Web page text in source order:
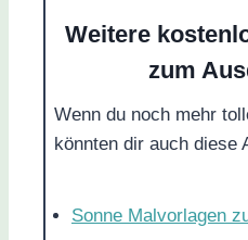
Weitere
zum
Wenn du noch mehr
könnten dir auch diese
Sonne Malvorlagen